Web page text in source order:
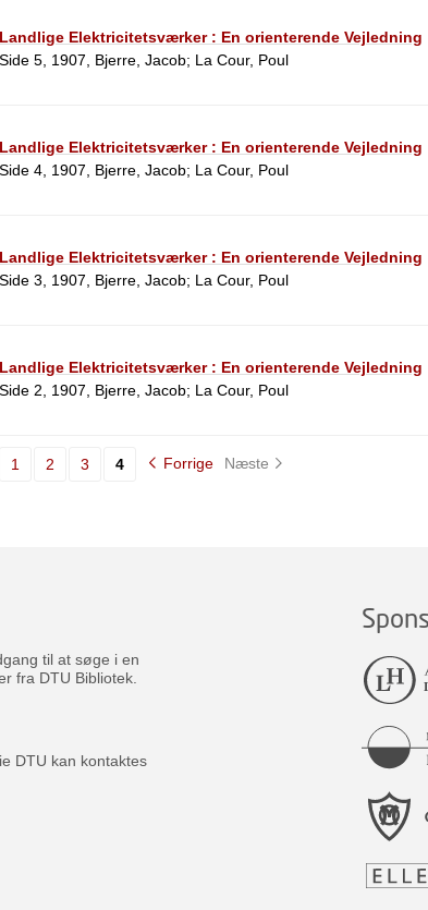
Landlige Elektricitetsværker : En orienterende Vejledning
Side 5, 1907, Bjerre, Jacob; La Cour, Poul
Landlige Elektricitetsværker : En orienterende Vejledning
Side 4, 1907, Bjerre, Jacob; La Cour, Poul
Landlige Elektricitetsværker : En orienterende Vejledning
Side 3, 1907, Bjerre, Jacob; La Cour, Poul
Landlige Elektricitetsværker : En orienterende Vejledning
Side 2, 1907, Bjerre, Jacob; La Cour, Poul
1 2 3 4 Forrige Næste
til at søge i en
fra DTU Bibliotek.
DTU kan kontaktes